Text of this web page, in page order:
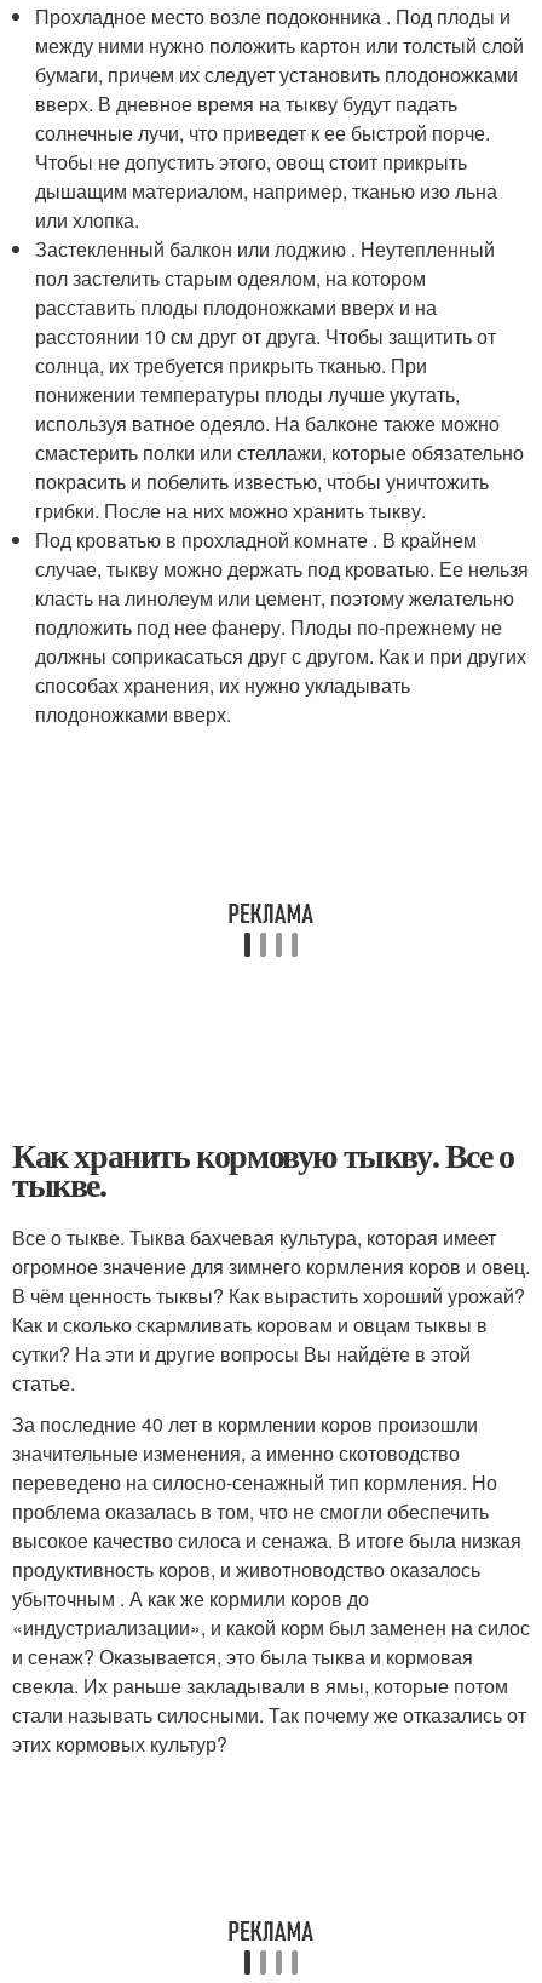
Прохладное место возле подоконника . Под плоды и
между ними нужно положить картон или толстый слой
бумаги, причем их следует установить плодоножками
вверх. В дневное время на тыкву будут падать
солнечные лучи, что приведет к ее быстрой порче.
Чтобы не допустить этого, овощ стоит прикрыть
дышащим материалом, например, тканью изо льна
или хлопка.
Застекленный балкон или лоджию . Неутепленный
пол застелить старым одеялом, на котором
расставить плоды плодоножками вверх и на
расстоянии 10 см друг от друга. Чтобы защитить от
солнца, их требуется прикрыть тканью. При
понижении температуры плоды лучше укутать,
используя ватное одеяло. На балконе также можно
смастерить полки или стеллажи, которые обязательно
покрасить и побелить известью, чтобы уничтожить
грибки. После на них можно хранить тыкву.
Под кроватью в прохладной комнате . В крайнем
случае, тыкву можно держать под кроватью. Ее нельзя
класть на линолеум или цемент, поэтому желательно
подложить под нее фанеру. Плоды по-прежнему не
должны соприкасаться друг с другом. Как и при других
способах хранения, их нужно укладывать
плодоножками вверх.
Как хранить кормовую тыкву. Все о
тыкве.
Все о тыкве. Тыква бахчевая культура, которая имеет
огромное значение для зимнего кормления коров и овец.
В чём ценность тыквы? Как вырастить хороший урожай?
Как и сколько скармливать коровам и овцам тыквы в
сутки? На эти и другие вопросы Вы найдёте в этой
статье.
За последние 40 лет в кормлении коров произошли
значительные изменения, а именно скотоводство
переведено на силосно-сенажный тип кормления. Но
проблема оказалась в том, что не смогли обеспечить
высокое качество силоса и сенажа. В итоге была низкая
продуктивность коров, и животноводство оказалось
убыточным . А как же кормили коров до
«индустриализации», и какой корм был заменен на силос
и сенаж? Оказывается, это была тыква и кормовая
свекла. Их раньше закладывали в ямы, которые потом
стали называть силосными. Так почему же отказались от
этих кормовых культур?